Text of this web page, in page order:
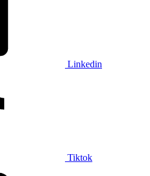
Linkedin
Tiktok